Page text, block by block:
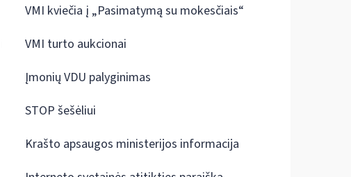
VMI kviečia į „Pasimatymą su mokesčiais“
VMI turto aukcionai
Įmonių VDU palyginimas
STOP šešėliui
Krašto apsaugos ministerijos informacija